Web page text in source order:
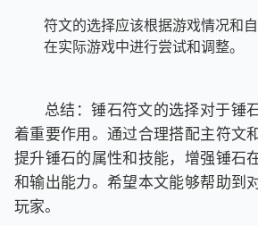
符文的选择应该根据游戏情况和
在实际游戏中进行尝试和调整。
总结：锤石符文的选择对于锤
着重要作用。通过合理搭配主符文
提升锤石的属性和技能，增强锤石
和输出能力。希望本文能够帮助到
玩家。